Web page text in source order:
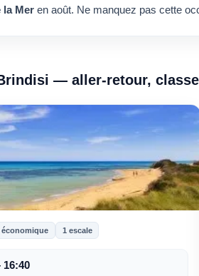
la Mer en août. Ne manquez pas cette
— aller-retour,
économique 1 escale
16:40